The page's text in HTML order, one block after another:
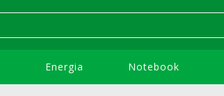
Energia Notebook